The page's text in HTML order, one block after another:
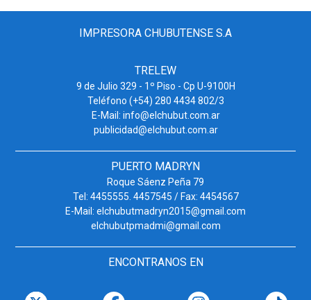
IMPRESORA CHUBUTENSE S.A
TRELEW
9 de Julio 329 - 1º Piso - Cp U-9100H
Teléfono (+54) 280 4434 802/3
E-Mail: info@elchubut.com.ar
publicidad@elchubut.com.ar
PUERTO MADRYN
Roque Sáenz Peña 79
Tel: 4455555. 4457545 / Fax: 4454567
E-Mail: elchubutmadryn2015@gmail.com
elchubutpmadmi@gmail.com
ENCONTRANOS EN